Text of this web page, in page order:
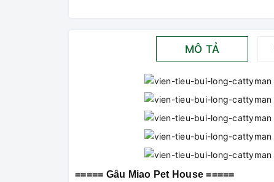
MÔ TẢ
===== Gâu Miao Pet House =====